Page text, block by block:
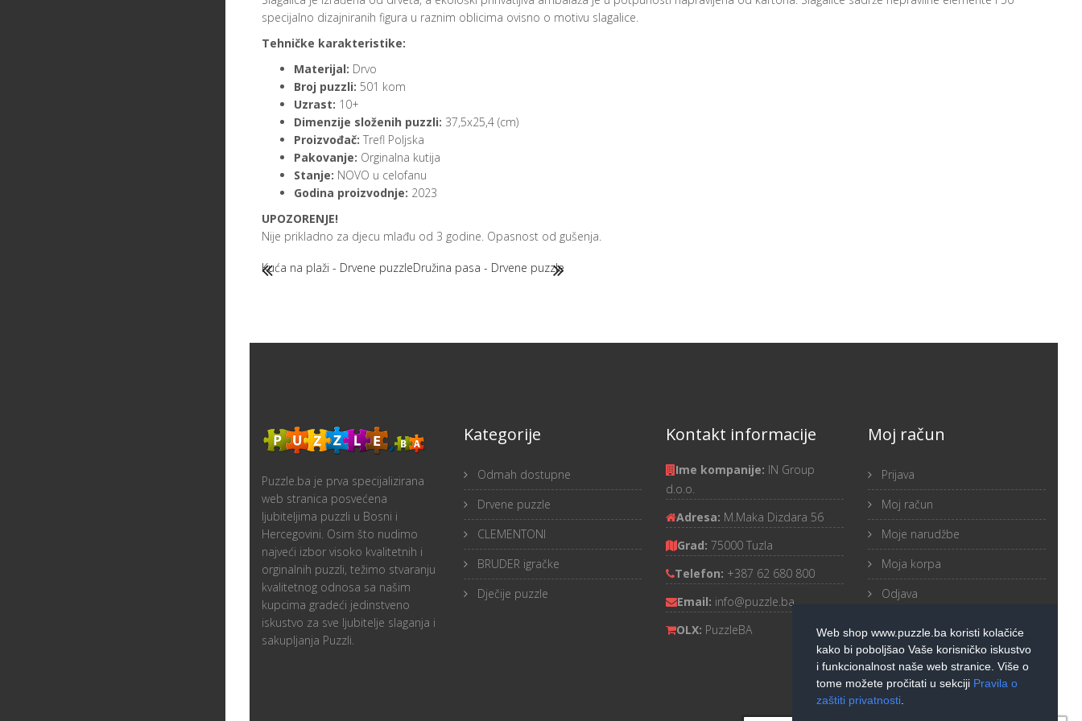
specijalno dizajniranih figura u raznim oblicima ovisno o motivu slagalice.
Tehničke karakteristike:
Materijal: Drvo
Broj puzzli: 501 kom
Uzrast: 10+
Dimenzije složenih puzzli: 37,5x25,4 (cm)
Proizvođač: Trefl Poljska
Pakovanje: Orginalna kutija
Stanje: NOVO u celofanu
Godina proizvodnje: 2023
UPOZORENJE!
Nije prikladno za djecu mlađu od 3 godine. Opasnost od gušenja.
Kuća na plaži - Drvene puzzleDružina pasa - Drvene puzzle
Puzzle.ba je prva specijalizirana
web stranica posvećena
ljubiteljima puzzli u Bosni i
Hercegovini. Osim što nudimo
najveći izbor visoko kvalitetnih i
orginalnih puzzli, težimo stvaranju
kvalitetnog odnosa sa našim
kupcima gradeći jedinstveno
iskustvo za sve ljubitelje slaganja i
sakupljanja Puzzli.
Kategorije
Odmah dostupne
Drvene puzzle
CLEMENTONI
BRUDER igračke
Dječije puzzle
Kontakt informacije
Ime kompanije: IN Group
d.o.o.
Adresa: M.Maka Dizdara 56
Grad: 75000 Tuzla
Telefon: +387 62 680 800
Email: info@puzzle.ba
OLX: PuzzleBA
Moj račun
Prijava
Moj račun
Moje narudžbe
Moja korpa
Odjava
Web shop www.puzzle.ba koristi kolačiće
kako bi poboljšao Vaše korisničko iskustvo
i funkcionalnost naše web stranice. Više o
tome možete pročitati u sekciji Pravila o
zaštiti privatnosti.